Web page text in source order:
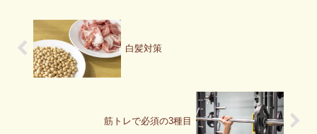
白髪対策
筋トレで必須の3種目